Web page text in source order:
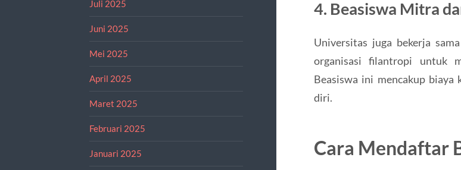
Juli 2025
Juni 2025
Mei 2025
April 2025
Maret 2025
Februari 2025
Januari 2025
4. Beasiswa Mitra
Universitas juga bekerja
organisasi filantropi untuk
Beasiswa ini mencakup biaya
diri.
Cara Mendaftar